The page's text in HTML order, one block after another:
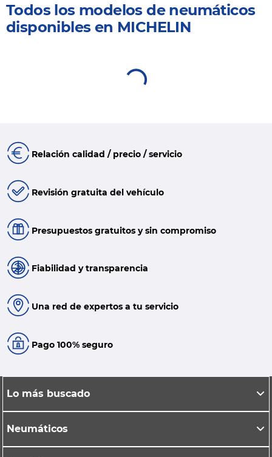
Todos los modelos de neumáticos
disponibles en MICHELIN
Relación calidad / precio / servicio
Revisión gratuita del vehículo
Presupuestos gratuitos y sin compromiso
Fiabilidad y transparencia
Una red de expertos a tu servicio
Pago 100% seguro
Lo más buscado
Neumáticos